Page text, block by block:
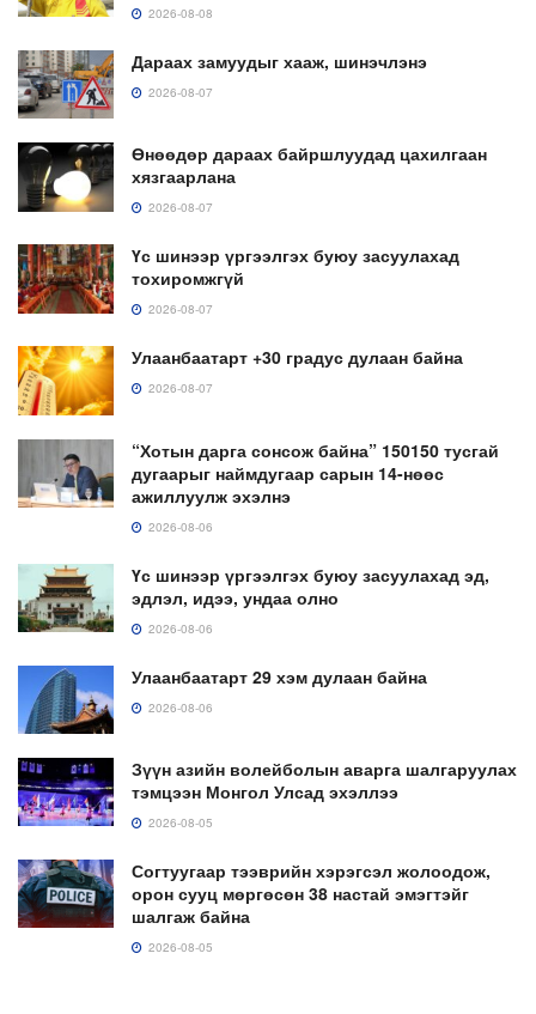
2026-08-08
Дараах замуудыг хааж, шинэчлэнэ
2026-08-07
Өнөөдөр дараах байршлуудад цахилгаан
хязгаарлана
2026-08-07
Үс шинээр үргээлгэх буюу засуулахад
тохиромжгүй
2026-08-07
Улаанбаатарт +30 градус дулаан байна
2026-08-07
“Хотын дарга сонсож байна” 150150 тусгай
дугаарыг наймдугаар сарын 14-нөөс
ажиллуулж эхэлнэ
2026-08-06
Үс шинээр үргээлгэх буюу засуулахад эд,
эдлэл, идээ, ундаа олно
2026-08-06
Улаанбаатарт 29 хэм дулаан байна
2026-08-06
Зүүн азийн волейболын аварга шалгаруулах
тэмцээн Монгол Улсад эхэллээ
2026-08-05
Согтуугаар тээврийн хэрэгсэл жолоодож,
орон сууц мөргөсөн 38 настай эмэгтэйг
шалгаж байна
2026-08-05